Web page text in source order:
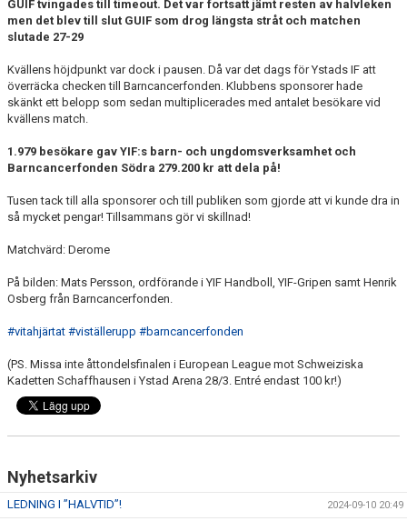
GUIF tvingades till timeout. Det var fortsatt jämt resten av halvleken
men det blev till slut GUIF som drog längsta stråt och matchen
slutade 27-29
Kvällens höjdpunkt var dock i pausen. Då var det dags för Ystads IF att
överräcka checken till Barncancerfonden. Klubbens sponsorer hade
skänkt ett belopp som sedan multiplicerades med antalet besökare vid
kvällens match.
1.979 besökare gav YIF:s barn- och ungdomsverksamhet och
Barncancerfonden Södra 279.200 kr att dela på!
Tusen tack till alla sponsorer och till publiken som gjorde att vi kunde dra in
så mycket pengar! Tillsammans gör vi skillnad!
Matchvärd: Derome
På bilden: Mats Persson, ordförande i YIF Handboll, YIF-Gripen samt Henrik
Osberg från Barncancerfonden.
#vitahjärtat #viställerupp #barncancerfonden
(PS. Missa inte åttondelsfinalen i European League mot Schweiziska
Kadetten Schaffhausen i Ystad Arena 28/3. Entré endast 100 kr!)
Nyhetsarkiv
LEDNING I ”HALVTID”! 2024-09-10 20:49